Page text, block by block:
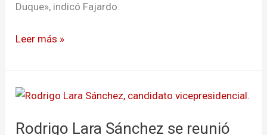
Duque», indicó Fajardo.
tomar
Leer más »
Rodrigo Lara Sánchez se reunió
Rodrigo
Sánchez